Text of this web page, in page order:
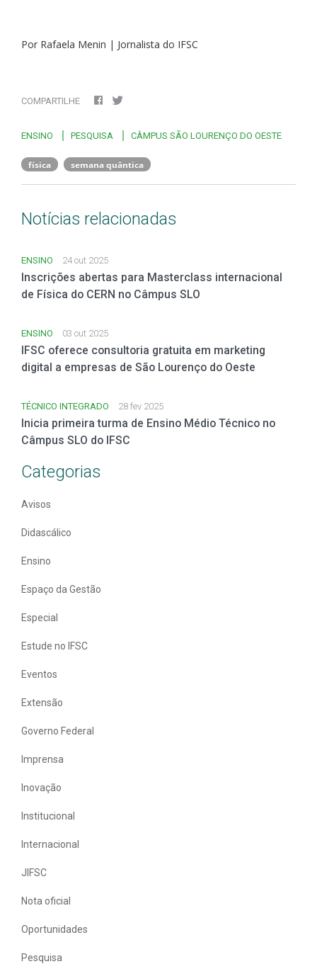
Por Rafaela Menin | Jornalista do IFSC
COMPARTILHE
ENSINO PESQUISA CÂMPUS SÃO LOURENÇO DO OESTE
física semana quântica
Notícias relacionadas
ENSINO 24 out 2025
Inscrições abertas para Masterclass internacional
de Física do CERN no Câmpus SLO
ENSINO 03 out 2025
IFSC oferece consultoria gratuita em marketing
digital a empresas de São Lourenço do Oeste
TÉCNICO INTEGRADO 28 fev 2025
Inicia primeira turma de Ensino Médio Técnico no
Câmpus SLO do IFSC
Categorias
Avisos
Didascálico
Ensino
Espaço da Gestão
Especial
Estude no IFSC
Eventos
Extensão
Governo Federal
Imprensa
Inovação
Institucional
Internacional
JIFSC
Nota oficial
Oportunidades
Pesquisa